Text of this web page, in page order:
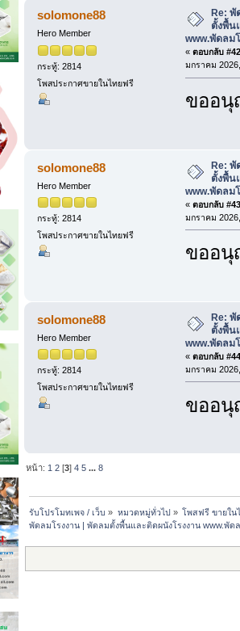
solomone88
Hero Member
กระทู้: 2814
โพสประกาศขายในไทยฟรี
Re: พั
ตั้งพื้น
www.พัดลม
« ตอบกลับ
มกราคม
ขออนุ
solomone88
Hero Member
กระทู้: 2814
โพสประกาศขายในไทยฟรี
Re: พั
ตั้งพื้น
www.พัดลม
« ตอบกลับ
มกราคม
ขออนุ
solomone88
Hero Member
กระทู้: 2814
โพสประกาศขายในไทยฟรี
Re: พั
ตั้งพื้น
www.พัดลม
« ตอบกลับ
มกราคม
ขออนุ
หน้า: 1 2 [3]4 5 ...8
รับโปรโมทเพจ / เว็บ » หมวดหมู่ทั่วไป» โพสฟรี ขายใน
พัดลมโรงงาน | พัดลมตั้งพื้นและติดผนังโรงงาน www.พัด